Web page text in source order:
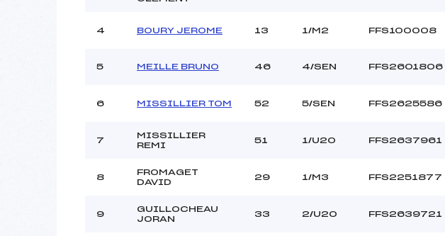
4 BOURY JEROME 13 1/M2 FFS100008
5 MEILLE BRUNO 46 4/SEN FFS2601806
6 MISSILLIER TOM 52 5/SEN FFS2625586
7
MISSILLIER
REMI
51 1/U20 FFS2637961
8
FROMAGET
DAVID
29 1/M3 FFS2251877
9
GUILLOCHEAU
JORAN
33 2/U20 FFS2639721